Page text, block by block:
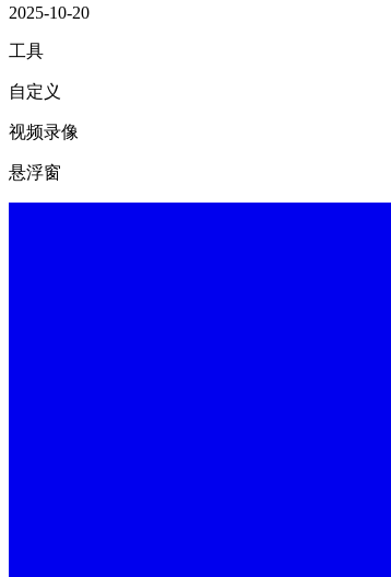
2025-10-20
工具
自定义
视频录像
悬浮窗